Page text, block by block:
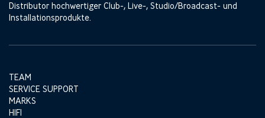
Distributor hochwertiger Club-, Live-, Studio/Broadcast- und
Installationsprodukte.
TEAM
SERVICE SUPPORT
MARKS
HIFI